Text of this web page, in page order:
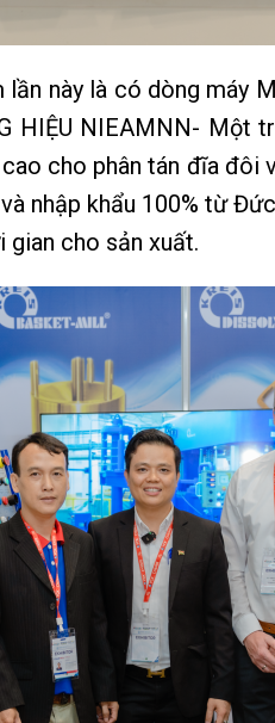
này là có dòng máy
HIỆU NIEAMNN- Một
cho phân tán đĩa
nhập khẩu 100% từ
cho sản xuất.